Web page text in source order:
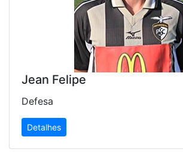
Jean Felipe
Defesa
Detalhes